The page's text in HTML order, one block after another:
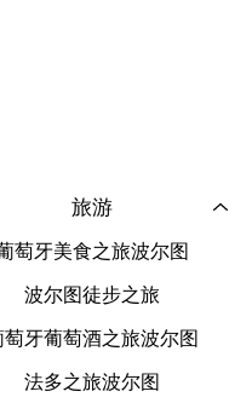
旅游
萄牙美食之旅波尔图
波尔图徒步之旅
牙葡萄酒之旅波尔图
法多之旅波尔图